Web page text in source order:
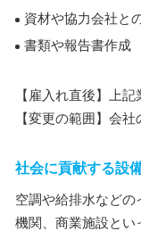
資材や協力会社と
書類や報告書作
【雇入れ直後】上記
【変更の範囲】会
社会に貢献する設
空調や給排水など
機関、商業施設とい